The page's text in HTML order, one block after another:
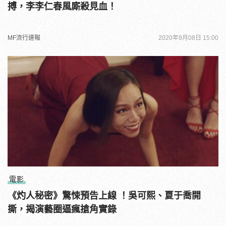
搏，李李仁春風廝殺見血！
MF流行速報 2020年9月08日 15:00
電影
《灼人秘密》驚悚預告上線 ！吳可熙、夏于喬開
撕，揭演藝圈逼瘋搶角實錄